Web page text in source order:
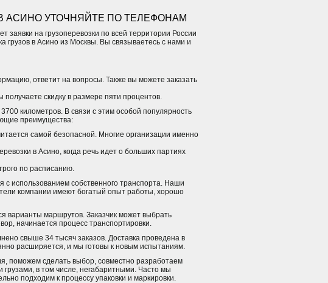
АСИНО УТОЧНЯЙТЕ ПО ТЕЛЕФОНАМ
на грузоперевозки по всей территории России
грузов в Асино из Москвы. Вы связываетесь с нами и
ответит на вопросы. Также вы можете заказать
скидку в размере пяти процентов.
километров. В связи с этим особой популярность
преимущества:
самой безопасной. Многие организации именно
в Асино, когда речь идет о больших партиях
по расписанию.
с использованием собственного транспорта. Наши
компании имеют богатый опыт работы, хорошо
варианты маршрутов. Заказчик может выбрать
начинается процесс транспортировки.
свыше 34 тысяч заказов. Доставка проведена в
расширяется, и мы готовы к новым испытаниям.
сделать выбор, совместно разработаем
в том числе, негабаритными. Часто мы
подходим к процессу упаковки и маркировки.